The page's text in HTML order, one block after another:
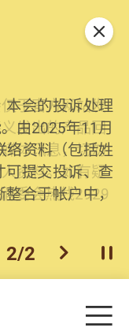
于官方网站发
发出的产品回
体讯息，切勿
资料。如有疑
委会热线2929
本会的投诉处理
由2025年11月
络资料（包括姓
可提交投诉、查
合于帐户中，
一个
2/2 下一个开
关闭
目